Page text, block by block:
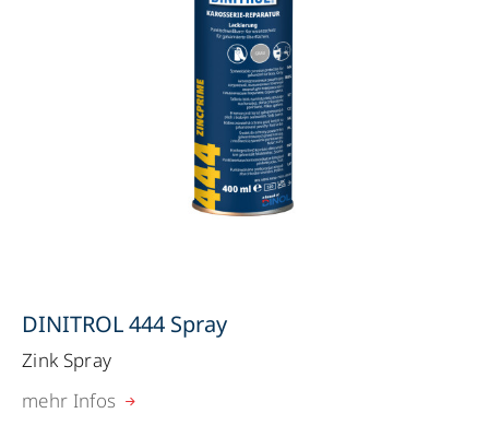
DINITROL 444 Spray
Zink Spray
mehr Infos